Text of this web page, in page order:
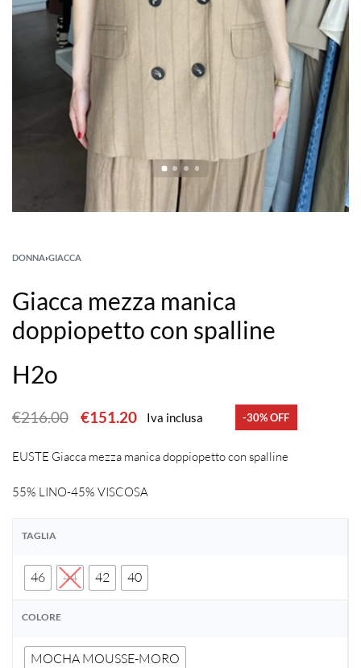
DONNA›GIACCA
Giacca mezza manica
doppiopetto con spalline
H2o
€216.00 €151.20 Iva inclusa -30% OFF
EUSTE Giacca mezza manica doppiopetto con spalline
55% LINO-45% VISCOSA
TAGLIA
46 44 42 40
COLORE
MOCHA MOUSSE-MORO